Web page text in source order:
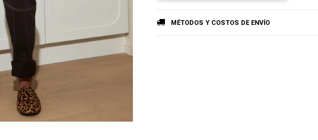
MÉTODOS Y COSTOS DE ENVÍO